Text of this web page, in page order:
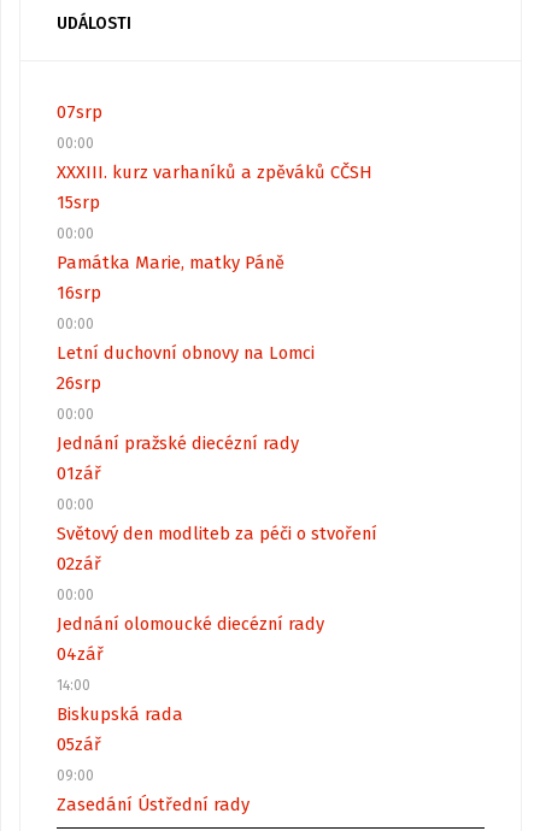
UDÁLOSTI
07srp
00:00
XXXIII. kurz varhaníků a zpěváků CČSH
15srp
00:00
Památka Marie, matky Páně
16srp
00:00
Letní duchovní obnovy na Lomci
26srp
00:00
Jednání pražské diecézní rady
01zář
00:00
Světový den modliteb za péči o stvoření
02zář
00:00
Jednání olomoucké diecézní rady
04zář
14:00
Biskupská rada
05zář
09:00
Zasedání Ústřední rady